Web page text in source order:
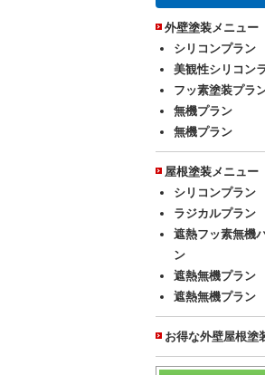
外壁塗装メニュー
シリコンプラン
美観性シリコン
フッ素塗装プラ
無機プラン
無機プラン
屋根塗装メニュー
シリコンプラン
ラジカルプラン
遮熱フッ素無機
ン
遮熱無機プラン
遮熱無機プラン
お得な外壁屋根塗